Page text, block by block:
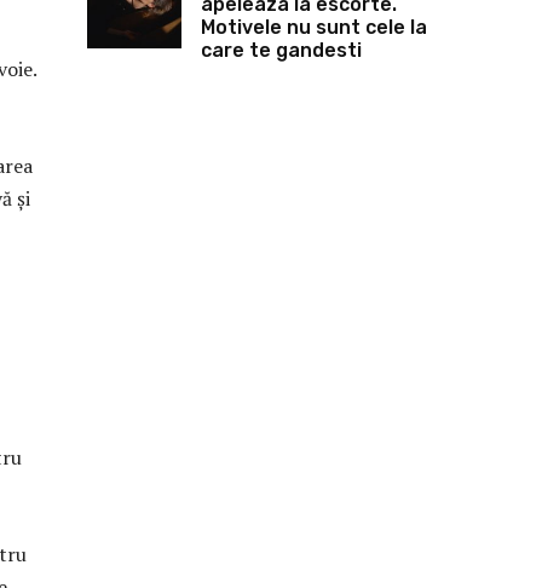
și
Motivele nu sunt cele la
care te gandesti